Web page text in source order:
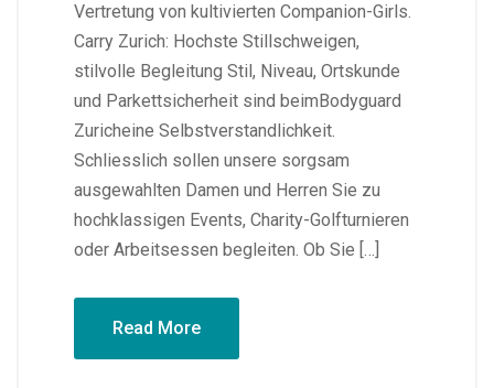
Vertretung von kultivierten Companion-Girls.
Carry Zurich: Hochste Stillschweigen,
stilvolle Begleitung Stil, Niveau, Ortskunde
und Parkettsicherheit sind beimBodyguard
Zuricheine Selbstverstandlichkeit.
Schliesslich sollen unsere sorgsam
ausgewahlten Damen und Herren Sie zu
hochklassigen Events, Charity-Golfturnieren
oder Arbeitsessen begleiten. Ob Sie […]
Read More